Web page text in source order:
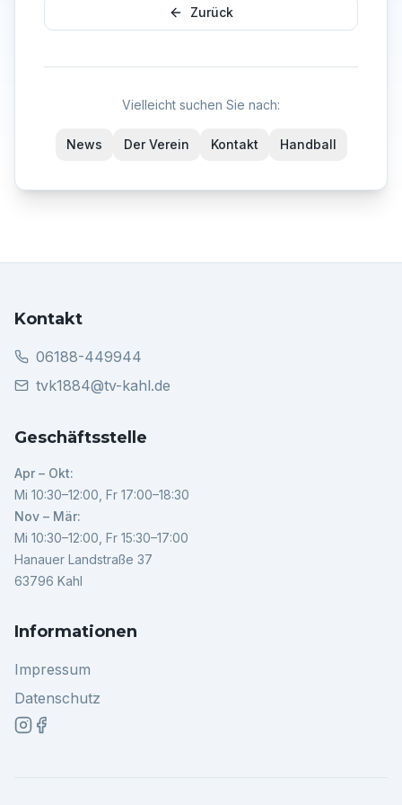
Zurück
Vielleicht suchen Sie nach:
News Der Verein Kontakt Handball
Kontakt
06188-449944
tvk1884@tv-kahl.de
Geschäftsstelle
Apr – Okt:
Mi 10:30–12:00, Fr 17:00–18:30
Nov – Mär:
Mi 10:30–12:00, Fr 15:30–17:00
Hanauer Landstraße 37
63796 Kahl
Informationen
Impressum
Datenschutz